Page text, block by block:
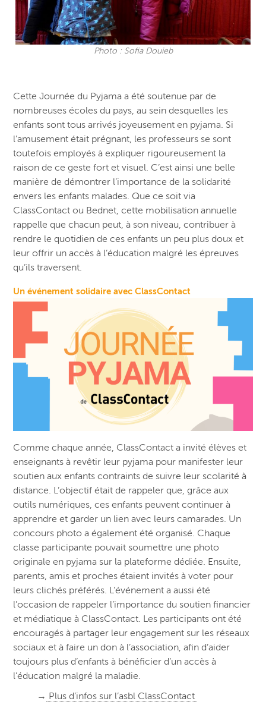
Photo : Sofia Douieb
Cette Journée du Pyjama a été soutenue par de
nombreuses écoles du pays, au sein desquelles les
enfants sont tous arrivés joyeusement en pyjama. Si
l’amusement était prégnant, les professeurs se sont
toutefois employés à expliquer rigoureusement la
raison de ce geste fort et visuel. C’est ainsi une belle
manière de démontrer l’importance de la solidarité
envers les enfants malades. Que ce soit via
ClassContact ou Bednet, cette mobilisation annuelle
rappelle que chacun peut, à son niveau, contribuer à
rendre le quotidien de ces enfants un peu plus doux et
leur offrir un accès à l’éducation malgré les épreuves
qu’ils traversent.
Un événement solidaire avec ClassContact
Comme chaque année, ClassContact a invité élèves et
enseignants à revêtir leur pyjama pour manifester leur
soutien aux enfants contraints de suivre leur scolarité à
distance. L’objectif était de rappeler que, grâce aux
outils numériques, ces enfants peuvent continuer à
apprendre et garder un lien avec leurs camarades. Un
concours photo a également été organisé. Chaque
classe participante pouvait soumettre une photo
originale en pyjama sur la plateforme dédiée. Ensuite,
parents, amis et proches étaient invités à voter pour
leurs clichés préférés. L’événement a aussi été
l’occasion de rappeler l’importance du soutien financier
et médiatique à ClassContact. Les participants ont été
encouragés à partager leur engagement sur les réseaux
sociaux et à faire un don à l’association, afin d’aider
toujours plus d’enfants à bénéficier d’un accès à
l’éducation malgré la maladie.
→ Plus d’infos sur l’asbl ClassContact